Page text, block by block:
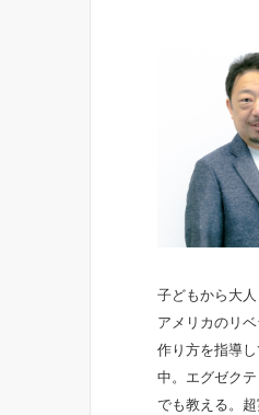
子どもから大
アメリカのリ
作り方を指導
中。エグゼク
でも教える。